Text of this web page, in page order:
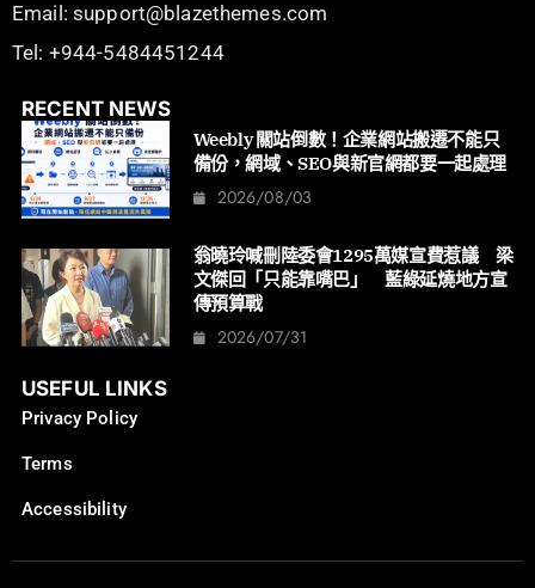
Email: support@blazethemes.com
Tel: +944-5484451244
RECENT NEWS
Weebly 關站倒數！企業網站搬遷不能只
備份，網域、SEO與新官網都要一起處理
2026/08/03
翁曉玲喊刪陸委會1295萬媒宣費惹議 梁
文傑回「只能靠嘴巴」 藍綠延燒地方宣
傳預算戰
2026/07/31
USEFUL LINKS
Privacy Policy
Terms
Accessibility